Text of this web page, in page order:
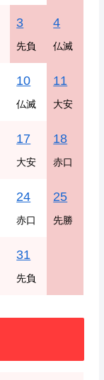
3
先負
4
仏滅
10
仏滅
11
大安
17
大安
18
赤口
24
赤口
25
先勝
31
先負